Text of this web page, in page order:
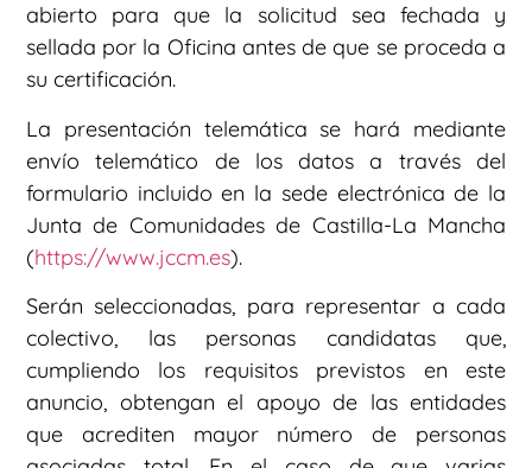
abierto para que la solicitud sea fechada y
sellada por la Oficina antes de que se proceda a
su certificación.
La presentación telemática se hará mediante
envío telemático de los datos a través del
formulario incluido en la sede electrónica de la
Junta de Comunidades de Castilla-La Mancha
(https://www.jccm.es).
Serán seleccionadas, para representar a cada
colectivo, las personas candidatas que,
cumpliendo los requisitos previstos en este
anuncio, obtengan el apoyo de las entidades
que acrediten mayor número de personas